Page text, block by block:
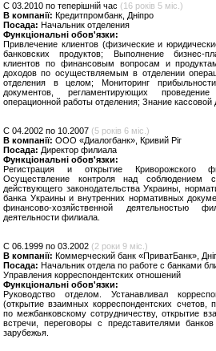
C 03.2010 по теперішній час (16 років 5 міс.)
В компанії: Кредитпромбанк, Дніпро
Посада: Начальник отделения
Функціональні обов'язки:
Привлечение клиентов (физические и
банковских продуктов; Выполнение бизнес-
клиентов по финансовым вопросам и
доходов по осуществляемым в отделении
отделения в целом; Мониторинг
документов, регламентирующих
операционной работы отделения; Знание кассовой
C 04.2002 по 10.2007 (5 років 6 міс.)
В компанії: ООО «Диалогбанк», Кривий Ріг
Посада: Директор филиала
Функціональні обов'язки:
Регистрация и открытие Криворожского
Осуществление контроля над соблюдением
действующего законодательства Украины,
банка Украины и внутренних нормативных
финансово-хозяйственной деятельностью
деятельности филиала.
C 06.1999 по 03.2002 (2 роки 9 міс.)
В компанії: Коммерческий банк «ПриватБанк»,
Посада: Начальник отдела по работе с банками
Управления корреспондентских отношений
Функціональні обов'язки:
Руководство отделом. Устанавливал
(открытие взаимных корреспондентских счетов,
по межбанковскому сотрудничеству, открытие
встречи, переговоры с представителями
зарубежья.